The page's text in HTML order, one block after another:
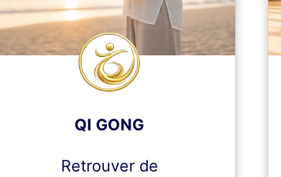
QI GONG
Retrouver de